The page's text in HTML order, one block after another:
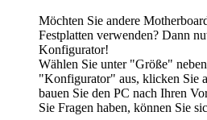
Möchten Sie andere
Festplatten verwenden? Dann
Konfigurator!
Wählen Sie unter "Größe"
"Konfigurator" aus, klicken Sie
bauen Sie den PC nach Ihren
Sie Fragen haben, können Sie